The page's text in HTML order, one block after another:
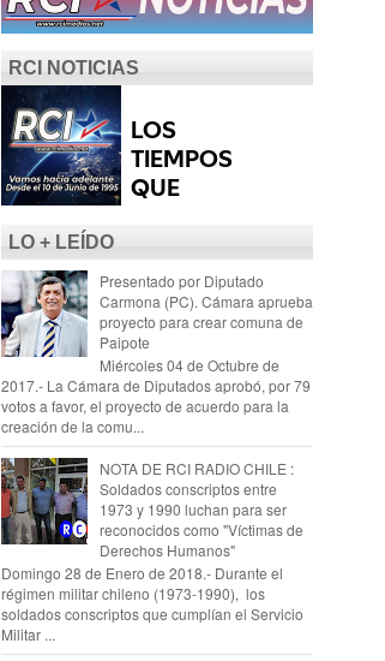
RCI NOTICIAS
LO + LEÍDO
Presentado por Diputado
Carmona (PC). Cámara aprueba
proyecto para crear comuna de
Paipote
Miércoles 04 de Octubre de
2017.- La Cámara de Diputados aprobó, por 79
votos a favor, el proyecto de acuerdo para la
creación de la comu...
NOTA DE RCI RADIO CHILE :
Soldados conscriptos entre
1973 y 1990 luchan para ser
reconocidos como "Víctimas de
Derechos Humanos"
Domingo 28 de Enero de 2018.- Durante el
régimen militar chileno (1973-1990), los
soldados conscriptos que cumplían el Servicio
Militar ...